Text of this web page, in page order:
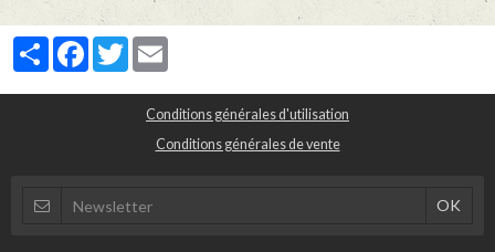
PartagerFacebook
Twitter
Conditions générales d'utilisation
Conditions générales de vente